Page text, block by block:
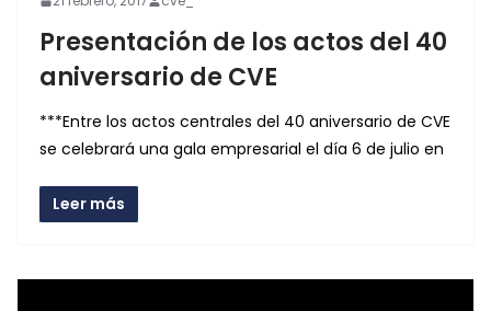
Presentación de los actos del 40
aniversario de CVE
***Entre los actos centrales del 40 aniversario de CVE
se celebrará una gala empresarial el día 6 de julio en
Leer más